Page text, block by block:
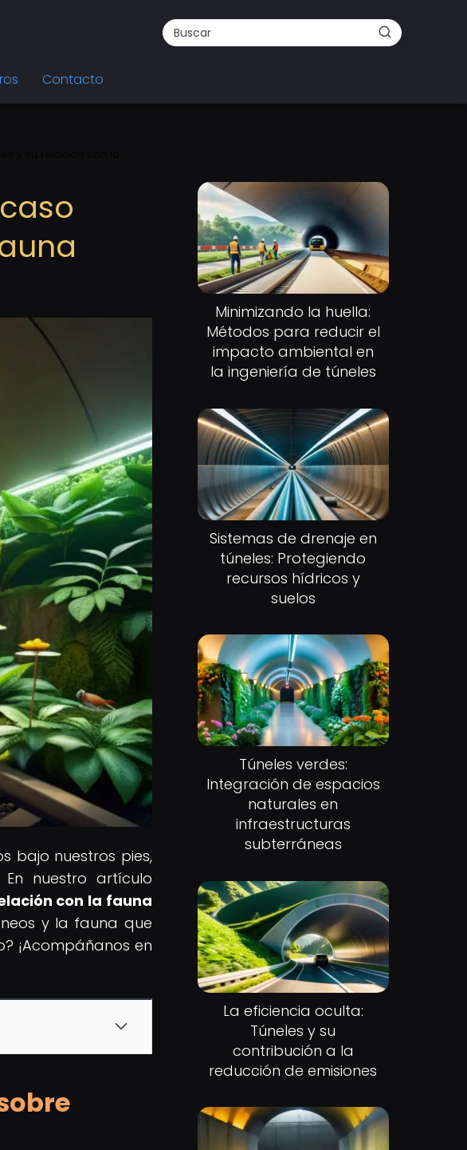
Contacto
bajo nuestros pies,
nuestro artículo
con la fauna
y la fauna que
¡Acompáñanos en
Minimizando la huella:
Métodos para reducir el
impacto ambiental en
la ingeniería de túneles
Sistemas de drenaje en
túneles: Protegiendo
recursos hídricos y
suelos
Túneles verdes:
Integración de espacios
naturales en
infraestructuras
subterráneas
La eficiencia oculta:
Túneles y su
contribución a la
reducción de emisiones